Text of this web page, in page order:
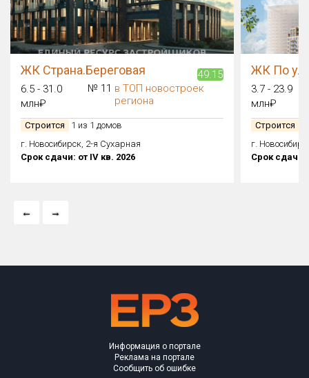
ЖК Страна.Береговая
49.15
6.5 - 31.0
млн₽
№ 11 в ТОП новостроек
региона
Строится
1 из 1 домов
г. Новосибирск, 2-я Сухарная
Срок сдачи: от IV кв. 2026
ЖК По ул.
3.7 - 23.9
млн₽
Строится
г.
Срок сдачи:
Информация о портале
Реклама на портале
Сообщить об ошибке